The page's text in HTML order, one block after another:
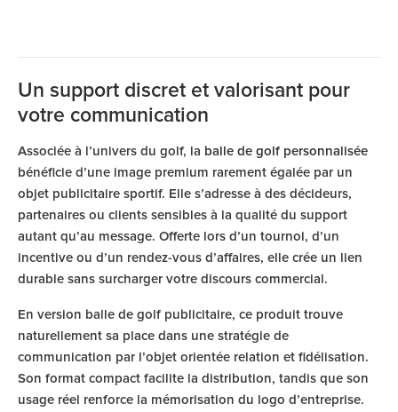
Un support discret et valorisant pour
votre communication
Associée à l’univers du golf, la balle de golf personnalisée
bénéficie d’une image premium rarement égalée par un
objet publicitaire sportif. Elle s’adresse à des décideurs,
partenaires ou clients sensibles à la qualité du support
autant qu’au message. Offerte lors d’un tournoi, d’un
incentive ou d’un rendez-vous d’affaires, elle crée un lien
durable sans surcharger votre discours commercial.
En version balle de golf publicitaire, ce produit trouve
naturellement sa place dans une stratégie de
communication par l’objet orientée relation et fidélisation.
Son format compact facilite la distribution, tandis que son
usage réel renforce la mémorisation du logo d’entreprise.